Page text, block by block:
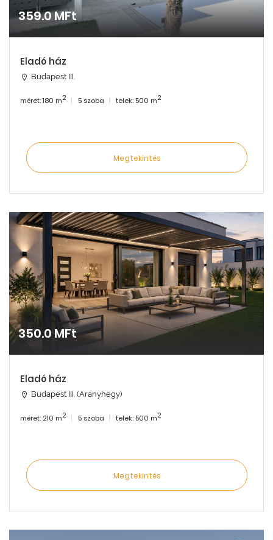
359.0 MFt
Eladó ház
Budapest III.
méret: 180 m2 5 szoba telek: 500 m2
Megtekintés
350.0 MFt
Eladó ház
Budapest III. (Aranyhegy)
méret: 210 m2 5 szoba telek: 500 m2
Megtekintés